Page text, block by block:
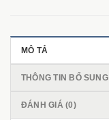
MÔ TẢ
THÔNG TIN BỔ SUNG
ĐÁNH GIÁ (0)